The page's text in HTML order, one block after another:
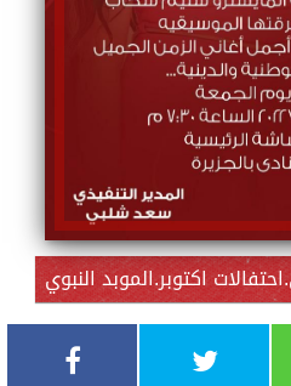
اكتوبر.الموبد النبوي